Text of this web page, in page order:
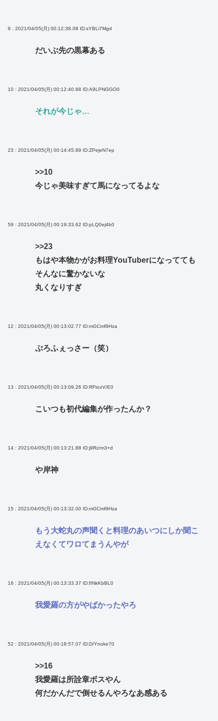
9 : 2021/04/05(月) 00:12:38.08 ID:sYBLi7Mgd
だいぶ先の黒幕ある
10 : 2021/04/05(月) 00:12:40.88 ID:A9LPNGGO0
それが今じゃ…
23 : 2021/04/05(月) 00:14:45.89 ID:ZPejeN7ep
>>10
今じゃ美味すぎて馬になってるよな
59 : 2021/04/05(月) 00:19:33.62 ID:pLQ0ej4b0
>>23
もはや本物かがお料理YouTuberになってても
そんなに驚かないな
丸くなりすぎ
12 : 2021/04/05(月) 00:13:02.77 ID:mGCmf9Hza
ぷろふぇっさー（笑）
13 : 2021/04/05(月) 00:13:09.26 ID:RFtoxV/E0
こいつも初代編集が作ったんか？
14 : 2021/04/05(月) 00:13:21.88 ID:j9Rz/m3+d
や岸神
15 : 2021/04/05(月) 00:13:32.00 ID:mGCmf9Hza
もう大蛇丸の声聞くと料理のあいつにしか聞こ
えなくてワロてまうんやが
16 : 2021/04/05(月) 00:13:33.37 ID:fINkKbBL0
我愛羅の方がやばかったやろ
52 : 2021/04/05(月) 00:18:57.07 ID:D/Ynoke70
>>16
我愛羅は所詮章ボスやん
何だかんだで倒せるんやろなあ感ある